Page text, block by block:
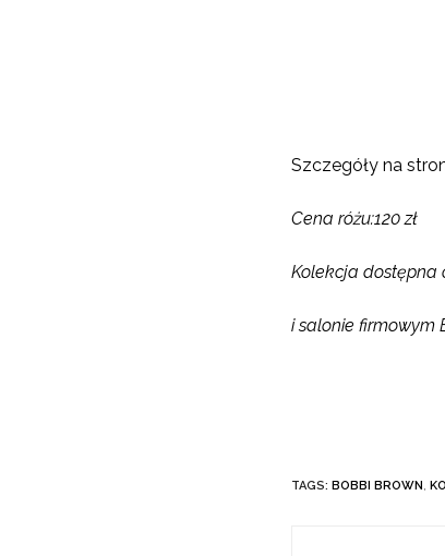
Szczegóły na
Cena różu:120 zł
Kolekcja dostępna
i salonie firmowym
TAGS: BOBBI BROWN,